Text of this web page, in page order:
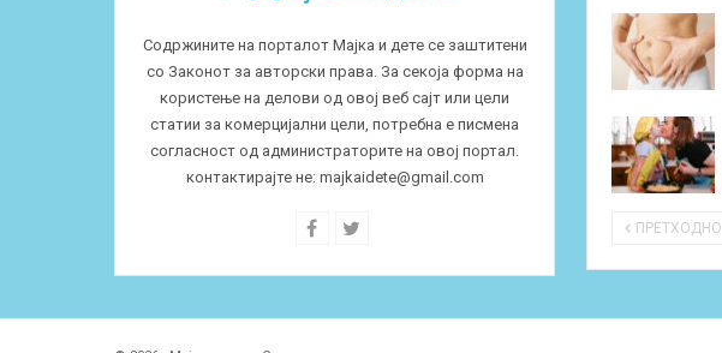
Содржините на порталот Мајка и дете се заштитени
со Законот за авторски права. За секоја форма на
користење на делови од овој веб сајт или цели
статии за комерцијални цели, потребна е писмена
согласност од администраторите на овој портал.
контактирајте не: majkaidete@gmail.com
ПРЕТХОДНО